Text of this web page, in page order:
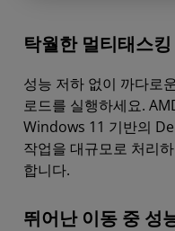
탁월한 멀티태스
성능 저하 없이 까다로
로드를 실행하세요.
Windows 11 기반의
작업을 대규모로 처리
합니다.
뛰어난 이동 중 성